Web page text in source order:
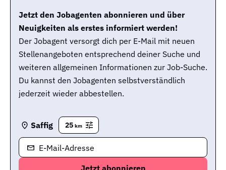
Jetzt den Jobagenten abonnieren und über
Neuigkeiten als erstes informiert werden!
Der Jobagent versorgt dich per E-Mail mit neuen
Stellenangeboten entsprechend deiner Suche und
weiteren allgemeinen Informationen zur Job-Suche.
Du kannst den Jobagenten selbstverständlich
jederzeit wieder abbestellen.
Saffig 25 km
E-Mail-Adresse